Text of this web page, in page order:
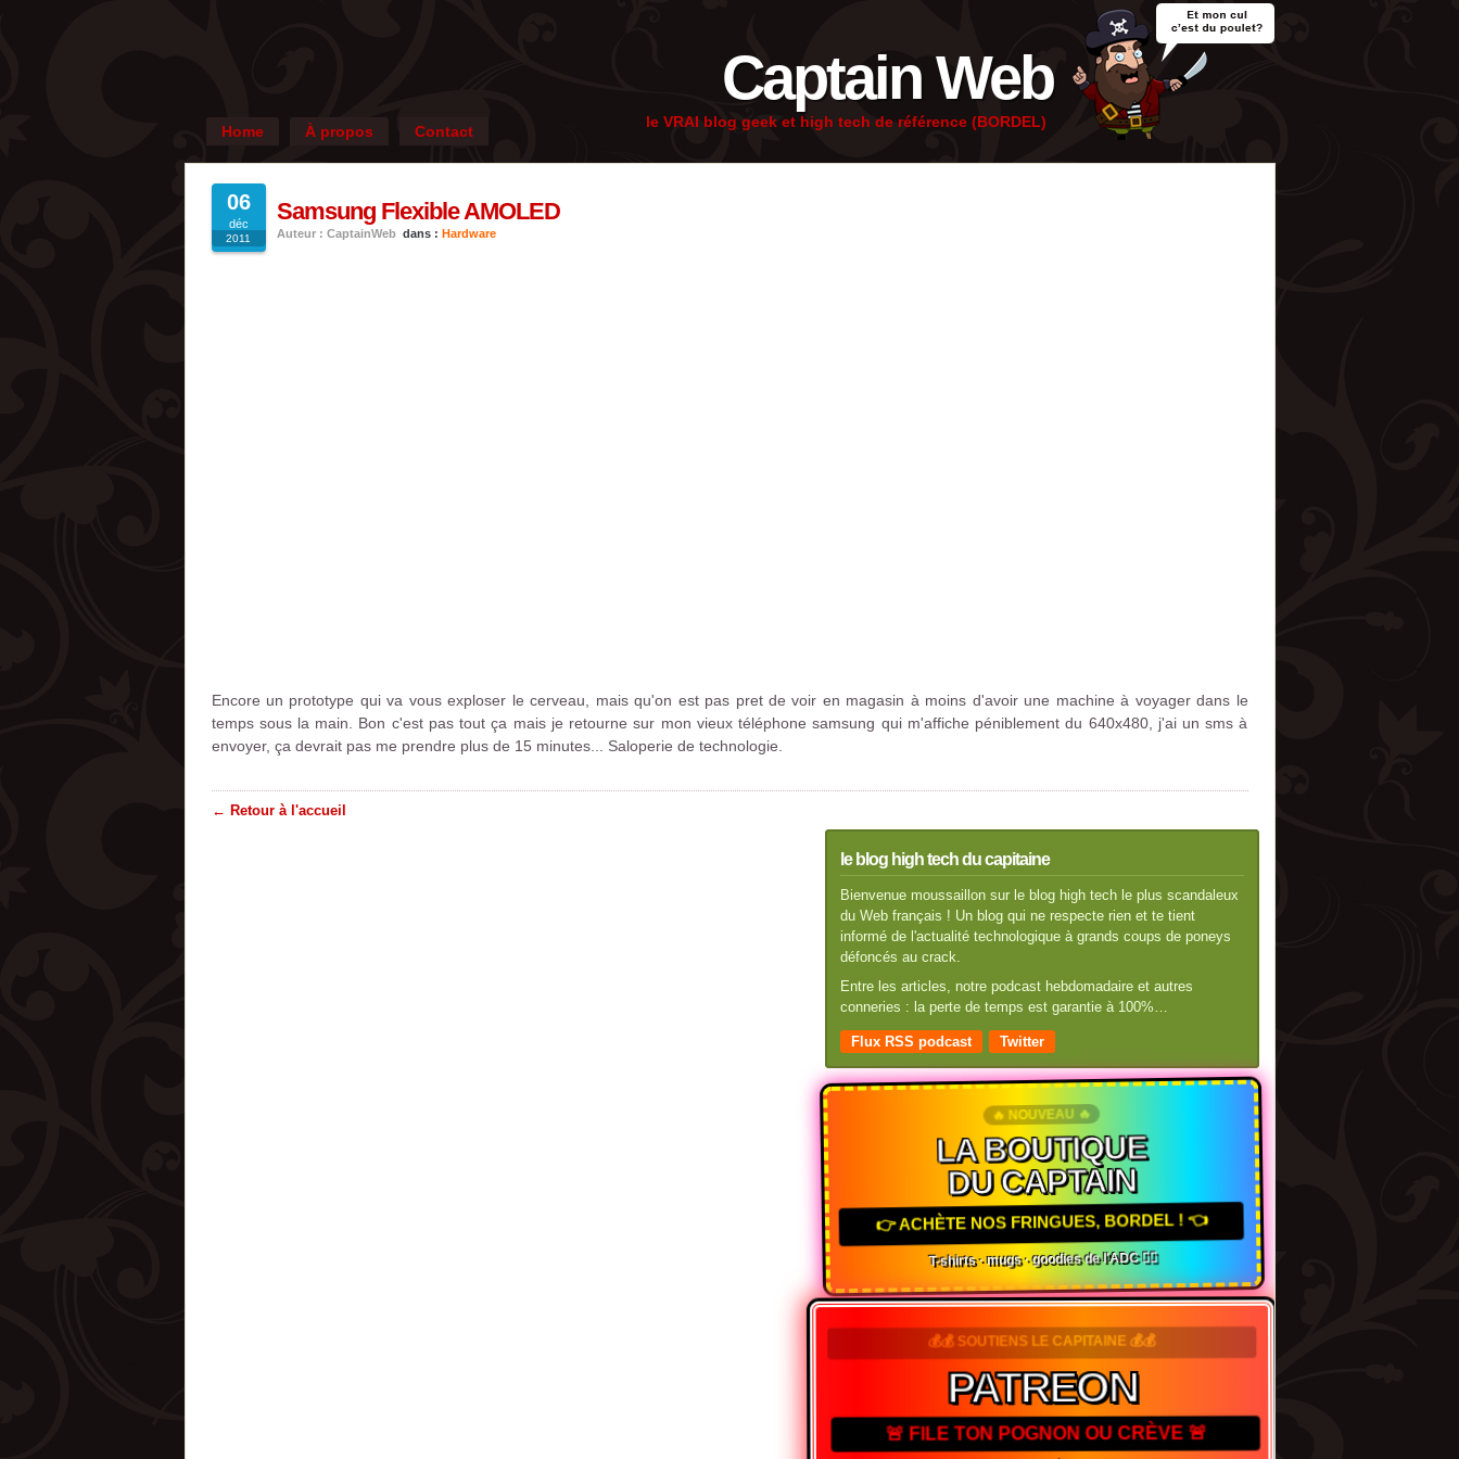
Captain Web
le VRAI blog geek et high tech de référence (BORDEL)
Home À propos Contact
06
déc
2011
Samsung Flexible AMOLED
Auteur : CaptainWeb dans : Hardware
Encore un prototype qui va vous exploser le cerveau, mais qu'on est pas pret de voir en magasin à moins d'avoir une machine à voyager dans le
temps sous la main. Bon c'est pas tout ça mais je retourne sur mon vieux téléphone samsung qui m'affiche péniblement du 640x480, j'ai un sms à
envoyer, ça devrait pas me prendre plus de 15 minutes... Saloperie de technologie.
← Retour à l'accueil
le blog high tech du capitaine
Bienvenue moussaillon sur le blog high tech le plus scandaleux
du Web français ! Un blog qui ne respecte rien et te tient
informé de l'actualité technologique à grands coups de poneys
défoncés au crack.
Entre les articles, notre podcast hebdomadaire et autres
conneries : la perte de temps est garantie à 100%…
Flux RSS podcast Twitter
🔥 NOUVEAU 🔥
LA BOUTIQUE
DU CAPTAIN
👉 ACHÈTE NOS FRINGUES, BORDEL ! 👈
T-shirts · mugs · goodies de l'ADC 🏴‍☠️
💰💰 SOUTIENS LE CAPITAINE 💰💰
PATREON
🚨 FILE TON POGNON OU CRÈVE 🚨